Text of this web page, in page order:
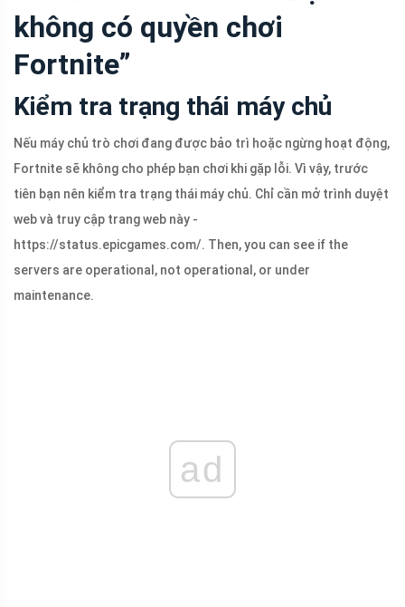
không có quyền chơi
Fortnite”
Kiểm tra trạng thái máy chủ
Nếu máy chủ trò chơi đang được bảo trì hoặc ngừng hoạt động,
Fortnite sẽ không cho phép bạn chơi khi gặp lỗi. Vì vậy, trước
tiên bạn nên kiểm tra trạng thái máy chủ. Chỉ cần mở trình duyệt
web và truy cập trang web này -
https://status.epicgames.com/. Then, you can see if the
servers are operational, not operational, or under
maintenance.
ad